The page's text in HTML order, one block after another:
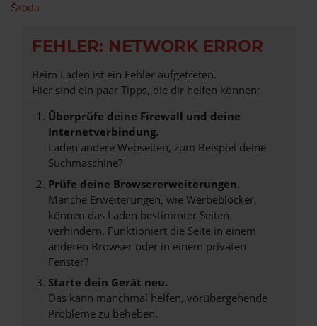
Škoda
FEHLER: NETWORK ERROR
Beim Laden ist ein Fehler aufgetreten.
Hier sind ein paar Tipps, die dir helfen können:
Überprüfe deine Firewall und deine
Internetverbindung.
Laden andere Webseiten, zum Beispiel deine
Suchmaschine?
Prüfe deine Browsererweiterungen.
Manche Erweiterungen, wie Werbeblocker,
können das Laden bestimmter Seiten
verhindern. Funktioniert die Seite in einem
anderen Browser oder in einem privaten
Fenster?
Starte dein Gerät neu.
Das kann manchmal helfen, vorübergehende
Probleme zu beheben.